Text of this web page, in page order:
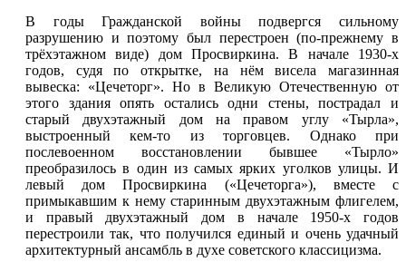
В годы Гражданской войны подвергся сильному
разрушению и поэтому был перестроен (по-прежнему в
трёхэтажном виде) дом Просвиркина. В начале 1930-х
годов, судя по открытке, на нём висела магазинная
вывеска: «Цечеторг». Но в Великую Отечественную от
этого здания опять остались одни стены, пострадал и
старый двухэтажный дом на правом углу «Тырла»,
выстроенный кем-то из торговцев. Однако при
послевоенном восстановлении бывшее «Тырло»
преобразилось в один из самых ярких уголков улицы. И
левый дом Просвиркина («Цечеторга»), вместе с
примыкавшим к нему старинным двухэтажным флигелем,
и правый двухэтажный дом в начале 1950-х годов
перестроили так, что получился единый и очень удачный
архитектурный ансамбль в духе советского классицизма.